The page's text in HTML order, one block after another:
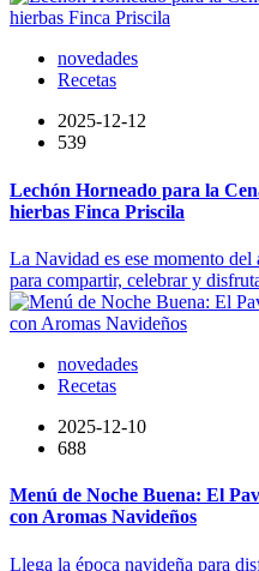
novedades
Recetas
2025-12-12
539
Lechón Horneado para la
hierbas Finca Priscila
La Navidad es ese momento del
para compartir, celebrar y
novedades
Recetas
2025-12-10
688
Menú de Noche Buena: El
con Aromas Navideños
Llega la época navideña para